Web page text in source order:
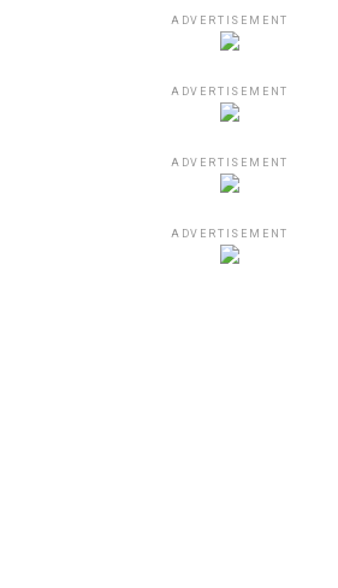
ADVERTISEMENT
ADVERTISEMENT
ADVERTISEMENT
ADVERTISEMENT